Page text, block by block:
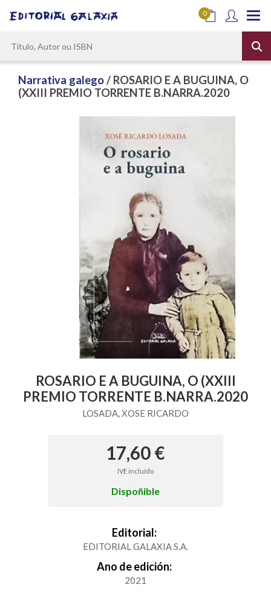
0
Narrativa galego/ ROSARIO E A BUGUINA, O
(XXIII PREMIO TORRENTE B.NARRA.2020
ROSARIO E A BUGUINA, O (XXIII
PREMIO TORRENTE B.NARRA.2020
LOSADA, XOSE RICARDO
17,60 €
IVE incluído
Dispoñible
Editorial:
EDITORIAL GALAXIA S.A.
Ano de edición:
2021